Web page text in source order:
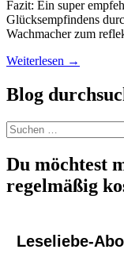
Fazit: Ein super
Glücksempfindens
Wachmacher zum
Weiterlesen →
Blog
Suchen
nach:
Du möchtest
regelmäßig
Leseliebe-Abo